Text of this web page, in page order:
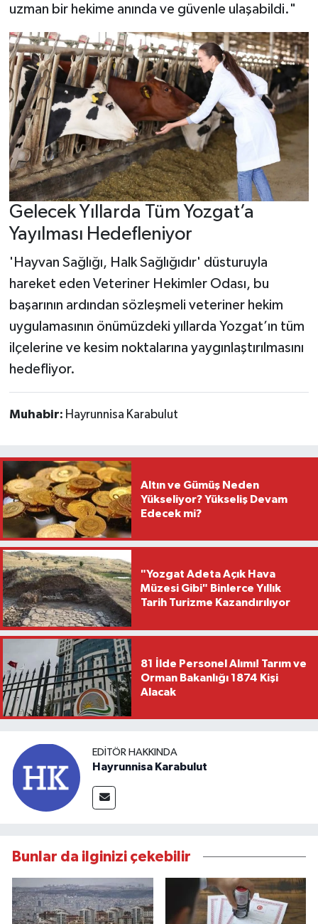
uzman bir hekime anında ve güvenle ulaşabildi."
Gelecek Yıllarda Tüm Yozgat’a
Yayılması Hedefleniyor
'Hayvan Sağlığı, Halk Sağlığıdır' düsturuyla
hareket eden Veteriner Hekimler Odası, bu
başarının ardından sözleşmeli veteriner hekim
uygulamasının önümüzdeki yıllarda Yozgat’ın tüm
ilçelerine ve kesim noktalarına yaygınlaştırılmasını
hedefliyor.
Muhabir: Hayrunnisa Karabulut
Altın ve Gümüş Neden
Yükseliyor? Yükseliş Devam
Edecek mi?
"Yozgat Adeta Açık Hava
Müzesi Gibi" Binlerce Yıllık
Tarih Turizme Kazandırılıyor
81 İlde Personel Alımı! Tarım ve
Orman Bakanlığı 1874 Kişi
Alacak
EDITÖR HAKKINDA
Hayrunnisa Karabulut
Bunlar da ilginizi çekebilir